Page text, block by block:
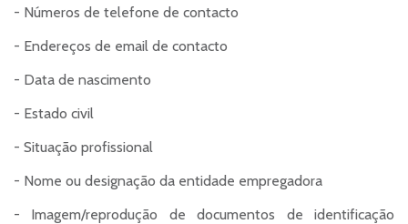
- Números de telefone de contacto
- Endereços de email de contacto
- Data de nascimento
- Estado civil
- Situação profissional
- Nome ou designação da entidade empregadora
- Imagem/reprodução de documentos de identificação